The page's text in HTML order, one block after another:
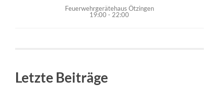
Feuerwehrgerätehaus Ötzingen
19:00 - 22:00
Letzte Beiträge